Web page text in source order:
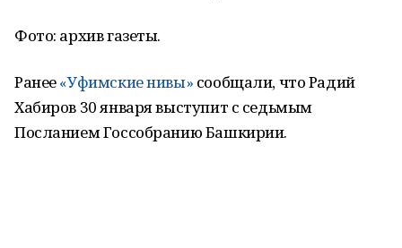
Фото: архив газеты.
Ранее«Уфимские нивы» сообщали, что Радий
Хабиров 30 января выступит с седьмым
Посланием Госсобранию Башкирии.